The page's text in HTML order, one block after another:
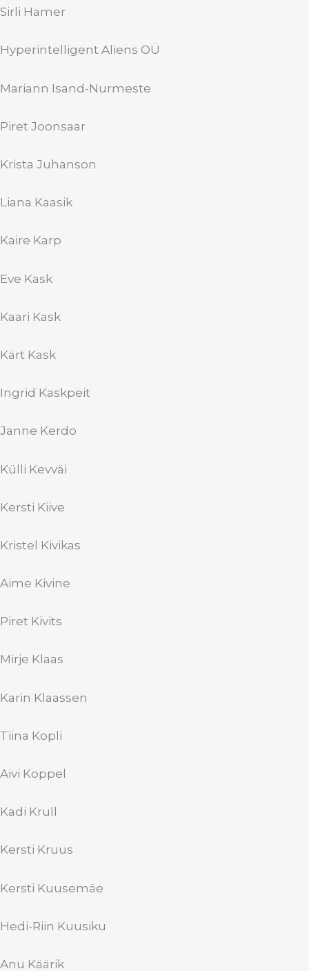
Sirli Hamer
Hyperintelligent Aliens OÜ
Mariann Isand-Nurmeste
Piret Joonsaar
Krista Juhanson
Liana Kaasik
Kaire Karp
Eve Kask
Kaari Kask
Kärt Kask
Ingrid Kaskpeit
Janne Kerdo
Külli Kevväi
Kersti Kiive
Kristel Kivikas
Aime Kivine
Piret Kivits
Mirje Klaas
Karin Klaassen
Tiina Kopli
Aivi Koppel
Kadi Krull
Kersti Kruus
Kersti Kuusemäe
Hedi-Riin Kuusiku
Anu Käärik